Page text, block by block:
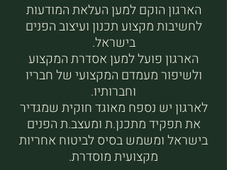
הארגון הוקם למען העלאת המודעות
לחשיבות מקצוע תכנון ועיצוב הפנים
בישראל.
הארגון פועל למען אסדרת המקצוע
ולשיפור מעמדם המקצועי של חבריו
וחברותיו.
לארגון יש נספח מאוגד חוקית שמגדיר
את תפקיד מתכנן.ת ומעצב.ת הפנים
בישראל ומשמש בסיס לביטוח אחריות
מקצועית מוסדרת.